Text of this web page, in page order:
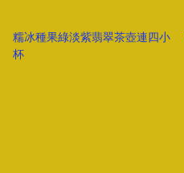
糯冰種果綠淡紫翡翠茶壺連四小
杯